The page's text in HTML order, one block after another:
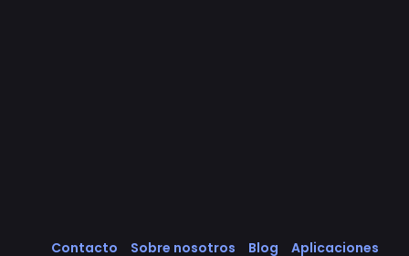
Contacto Sobre nosotros Blog Aplicaciones